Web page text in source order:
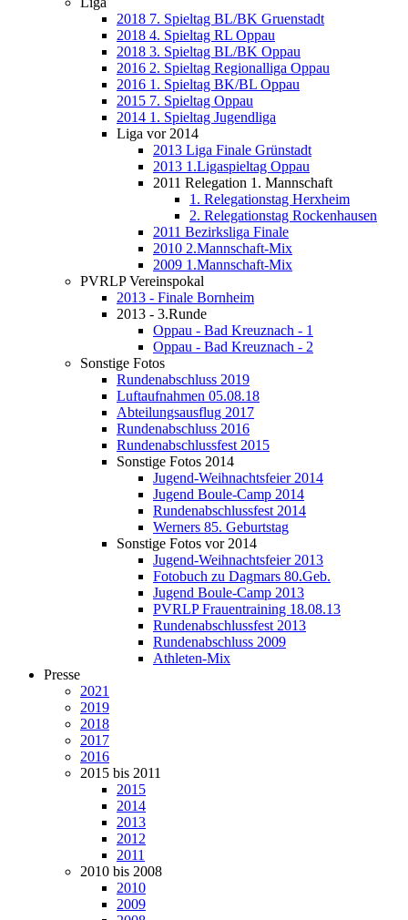
2018 7. Spieltag BL/BK Gruenstadt
2018 4. Spieltag RL Oppau
2018 3. Spieltag BL/BK Oppau
2016 2. Spieltag Regionalliga Oppau
2016 1. Spieltag BK/BL Oppau
2015 7. Spieltag Oppau
2014 1. Spieltag Jugendliga
Liga vor 2014
2013 Liga Finale Grünstadt
2013 1.Ligaspieltag Oppau
2011 Relegation 1. Mannschaft
1. Relegationstag Herxheim
2. Relegationstag Rockenhausen
2011 Bezirksliga Finale
2010 2.Mannschaft-Mix
2009 1.Mannschaft-Mix
PVRLP Vereinspokal
2013 - Finale Bornheim
2013 - 3.Runde
Oppau - Bad Kreuznach - 1
Oppau - Bad Kreuznach - 2
Sonstige Fotos
Rundenabschluss 2019
Luftaufnahmen 05.08.18
Abteilungsausflug 2017
Rundenabschluss 2016
Rundenabschlussfest 2015
Sonstige Fotos 2014
Jugend-Weihnachtsfeier 2014
Jugend Boule-Camp 2014
Rundenabschlussfest 2014
Werners 85. Geburtstag
Sonstige Fotos vor 2014
Jugend-Weihnachtsfeier 2013
Fotobuch zu Dagmars 80.Geb.
Jugend Boule-Camp 2013
PVRLP Frauentraining 18.08.13
Rundenabschlussfest 2013
Rundenabschluss 2009
Athleten-Mix
Presse
2021
2019
2018
2017
2016
2015 bis 2011
2015
2014
2013
2012
2011
2010 bis 2008
2010
2009